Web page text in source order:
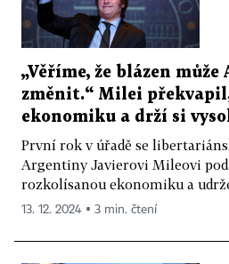
„Věříme, že blázen
změnit.“ Milei
ekonomiku a drží si
První rok v úřadě se
Argentiny Javierovi Mileovi
rozkolísanou ekonomiku a
13. 12. 2024 ▪ 3 min. čtení